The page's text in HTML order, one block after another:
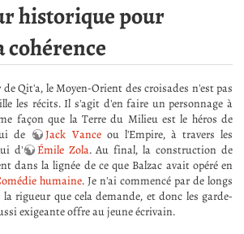
historique pour
Qit'a, le Moyen-Orient des croisades n'est pas
les récits. Il s'agit d'en faire un personnage à
façon que la Terre du Milieu est le héros de
de Jack Vanceou l'Empire, à travers les
d'
Émile Zola. Au final, la construction de
dans la lignée de ce que Balzac avait opéré en
humaine. Je n'ai commencé par de longs
rigueur que cela demande, et donc les garde-
exigeante offre au jeune écrivain.